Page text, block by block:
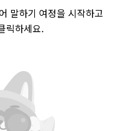
말하기 여정을 시작하고
릭하세요.